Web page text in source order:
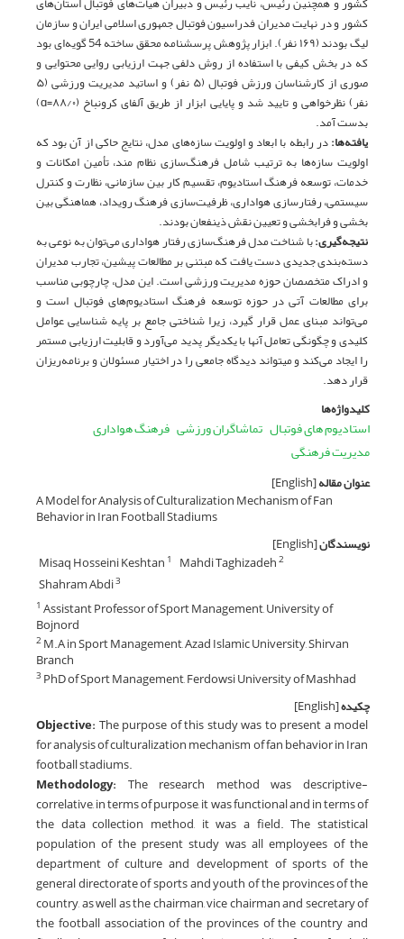
کشور و در نهایت مدیران فدراسیون فوتبال جمهوری اسلامی ایران و سازمان
لیگ بودند (۱۶۹ نفر). ابزار پژوهش پرسشنامه محقق ساخته 54 گویه­‌ای بود
که در بخش کیفی با استفاده از روش دلفی جهت ارزیابی روایی محتوایی و
صوری از کارشناسان ورزش فوتبال (۵ نفر) و اساتید مدیریت ورزشی (۵
نفر) نظرخواهی و تایید شد و پایایی ابزار از طریق آلفای کرونباخ (۸۸/۰=ɑ)
بدست آمد.
یافته‌ها:در رابطه با ابعاد و اولویت سازه‌های مدل، نتایج حاکی از آن بود که
اولویت سازه‌ها به ترتیب شامل فرهنگ­‌سازی نظام مند، تأمین امکانات و
خدمات، توسعه فرهنگ استادیوم، تقسیم کار بین سازمانی، نظارت و کنترل
سیستمی، رفتارسازی هواداری، ظرفیت­‌سازی فرهنگ رویداد، هماهنگی بین
بخشی و فرابخشی و تعیین نقش ذی­نفعان بودند.
نتیجه‌گیری:با شناخت مدل فرهنگ­‌سازی رفتار هواداری می­‌توان به نوعی به
دسته­‌بندی جدیدی دست یافت که مبتنی بر مطالعات پیشین، تجارب مدیران
و ادراک متخصصان حوزه مدیریت ورزشی است. این مدل، چارچوبی مناسب
برای مطالعات آتی در حوزه توسعه فرهنگ استادیوم‌های فوتبال است و
می‌تواند مبنای عمل قرار گیرد، زیرا شناختی جامع بر پایه شناسایی عوامل
کلیدی و چگونگی تعامل آن­ها با یکدیگر پدید می‌آورد و قابلیت ارزیابی مستمر
را ایجاد می‌کند و می­تواند دیدگاه جامعی را در اختیار مسئولان و برنامه­‌ریزان
قرار دهد.
کلیدواژه‌ها
استادیوم­ های فوتبال تماشاگران ورزشی فرهنگ هواداری
مدیریت فرهنگی
عنوان مقاله[English]
A Model for Analysis of Culturalization Mechanism of Fan
Behavior in Iran Football Stadiums
نویسندگان[English]
Misaq Hosseini Keshtan 1 Mahdi Taghizadeh2
Shahram Abdi3
1 Assistant Professor of Sport Management, University of
Bojnord
2M.A in Sport Management, Azad Islamic University, Shirvan
Branch
3 PhD of Sport Management, Ferdowsi University of Mashhad
چکیده[English]
Objective: The purpose of this study was to present a model
for analysis of culturalizationmechanism of fan behavior in Iran
football stadiums.
Methodology: The research method was descriptive-
correlative, in terms of purpose, it was functional and in terms of
the data collection method, it was a field. The statistical
population of the present study was all employees of the
department of culture and development of sports of the
general directorate of sports and youth of the provinces of the
country, as well as the chairman, vice chairman and secretary of
the football association of the provinces of the country and